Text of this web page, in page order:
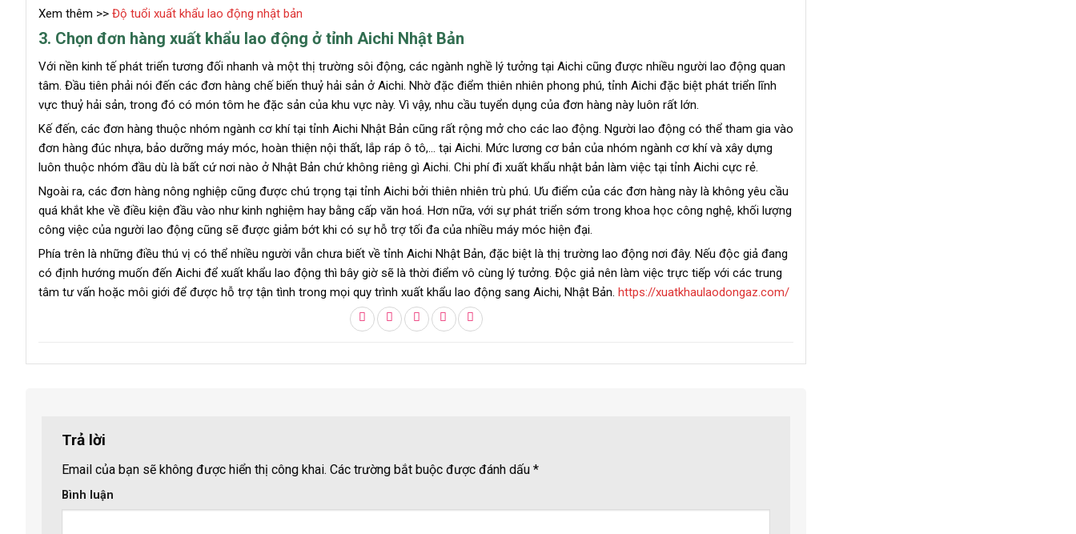
Xem thêm >> Độ tuổi xuất khẩu lao động nhật bản
3. Chọn đơn hàng xuất khẩu lao động ở tỉnh Aichi Nhật Bản
Với nền kinh tế phát triển tương đối nhanh và một thị trường sôi động, các ngành nghề lý tưởng tại Aichi cũng được nhiều người lao động quan
tâm. Đầu tiên phải nói đến các đơn hàng chế biến thuỷ hải sản ở Aichi. Nhờ đặc điểm thiên nhiên phong phú, tỉnh Aichi đặc biệt phát triển lĩnh
vực thuỷ hải sản, trong đó có món tôm he đặc sản của khu vực này. Vì vậy, nhu cầu tuyển dụng của đơn hàng này luôn rất lớn.
Kế đến, các đơn hàng thuộc nhóm ngành cơ khí tại tỉnh Aichi Nhật Bản cũng rất rộng mở cho các lao động. Người lao động có thể tham gia vào
đơn hàng đúc nhựa, bảo dưỡng máy móc, hoàn thiện nội thất, lắp ráp ô tô,… tại Aichi. Mức lương cơ bản của nhóm ngành cơ khí và xây dựng
luôn thuộc nhóm đầu dù là bất cứ nơi nào ở Nhật Bản chứ không riêng gì Aichi. Chi phí đi xuất khẩu nhật bản làm việc tại tỉnh Aichi cực rẻ.
Ngoài ra, các đơn hàng nông nghiệp cũng được chú trọng tại tỉnh Aichi bởi thiên nhiên trù phú. Ưu điểm của các đơn hàng này là không yêu cầu
quá khắt khe về điều kiện đầu vào như kinh nghiệm hay bằng cấp văn hoá. Hơn nữa, với sự phát triển sớm trong khoa học công nghệ, khối lượng
công việc của người lao động cũng sẽ được giảm bớt khi có sự hỗ trợ tối đa của nhiều máy móc hiện đại.
Phía trên là những điều thú vị có thể nhiều người vẫn chưa biết về tỉnh Aichi Nhật Bản, đặc biệt là thị trường lao động nơi đây. Nếu độc giả đang
có định hướng muốn đến Aichi để xuất khẩu lao động thì bây giờ sẽ là thời điểm vô cùng lý tưởng. Độc giả nên làm việc trực tiếp với các trung
tâm tư vấn hoặc môi giới để được hỗ trợ tận tình trong mọi quy trình xuất khẩu lao động sang Aichi, Nhật Bản. https://xuatkhaulaodongaz.com/
Trả lời
Email của bạn sẽ không được hiển thị công khai. Các trường bắt buộc được đánh dấu *
Bình luận